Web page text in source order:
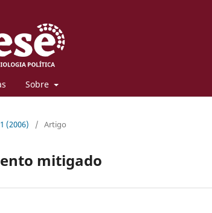
Sobre
(2006) / Artigo
mitigado